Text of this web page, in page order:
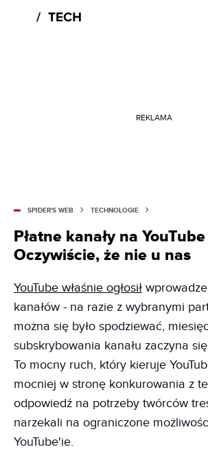
REKLAMA
SPIDER'S WEB TECHNOLOGIE
Płatne kanały na
Oczywiście, że nie u nas
YouTube właśnie ogłosił
kanałów - na razie z wybranymi
można się było spodziewać,
subskrybowania kanału zaczyna
To mocny ruch, który kieruje
mocniej w stronę konkurowania z
odpowiedź na potrzeby twórców
narzekali na ograniczone
YouTube'ie.